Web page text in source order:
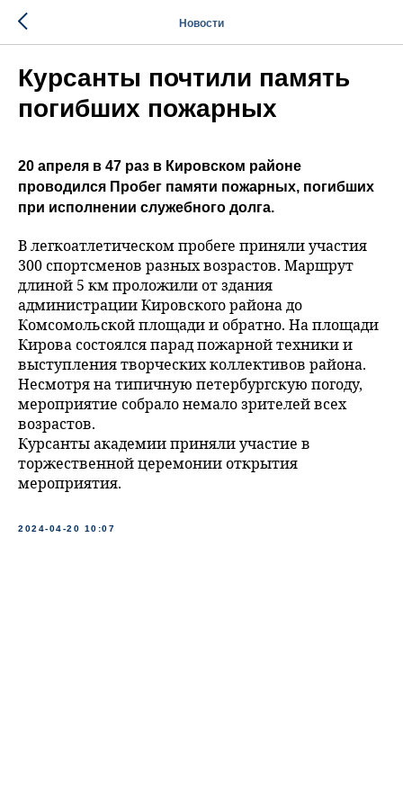
Новости
Курсанты почтили память
погибших пожарных
20 апреля в 47 раз в Кировском районе
проводился Пробег памяти пожарных, погибших
при исполнении служебного долга.
В легкоатлетическом пробеге приняли участия
300 спортсменов разных возрастов. Маршрут
длиной 5 км проложили от здания
администрации Кировского района до
Комсомольской площади и обратно. На площади
Кирова состоялся парад пожарной техники и
выступления творческих коллективов района.
Несмотря на типичную петербургскую погоду,
мероприятие собрало немало зрителей всех
возрастов.
Курсанты академии приняли участие в
торжественной церемонии открытия
мероприятия.
2024-04-20 10:07